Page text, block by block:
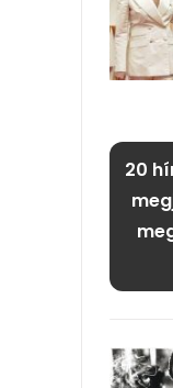
20